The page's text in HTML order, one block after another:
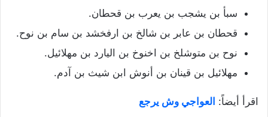
سبأ بن يشجب بن يعرب بن قحطان.
قحطان بن عابر بن شالخ بن ارفخشد بن سام بن نوح.
نوح بن متوشلخ بن اخنوخ بن اليارد بن مهلائيل.
مهلائيل بن قينان بن أنوش ابن شيث بن آدم.
اقرأ أيضاً: العواجي وش يرجع